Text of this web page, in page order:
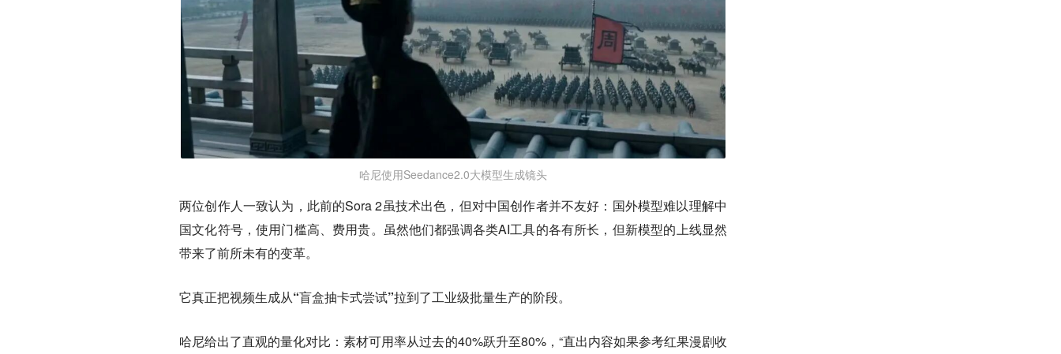
哈尼使用Seedance2.0大模型生成镜头
两位创作人一致认为，此前的Sora 2虽技术出色，但对中国创作者并不友好：国外模型难以理解中
国文化符号，使用门槛高、费用贵。虽然他们都强调各类AI工具的各有所长，但新模型的上线显然
带来了前所未有的变革。
它真正把视频生成从“盲盒抽卡式尝试”拉到了工业级批量生产的阶段。
哈尼给出了直观的量化对比：素材可用率从过去的40%跃升至80%，“直出内容如果参考红果漫剧收